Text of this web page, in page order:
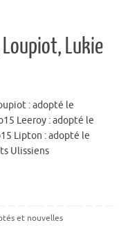
Lukie
: adopté le
Leeroy : adopté le
Lipton : adopté le
Ulissiens
et nouvelles